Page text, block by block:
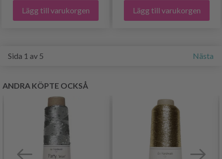
Lägg till varukorgen Lägg till varukorgen
Sida 1 av 5 Nästa
ANDRA KÖPTE OCKSÅ